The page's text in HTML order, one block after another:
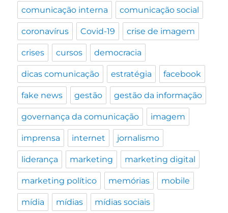
comunicação interna comunicação social
coronavírus Covid-19 crise de imagem
crises cursos democracia
dicas comunicação estratégia facebook
fake news gestão gestão da informação
governança da comunicação imagem
imprensa internet jornalismo
liderança marketing marketing digital
marketing político memórias mobile
mídia mídias mídias sociais